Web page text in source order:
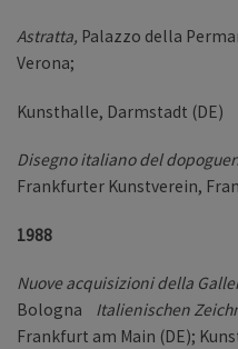
Astratta, Palazzo della
Verona;
Kunsthalle, Darmstadt (DE)
Disegno italiano del
Frankfurter Kunstverein,
1988
Nuove acquisizioni della
Bologna Italienischen
Frankfurt am Main (DE);